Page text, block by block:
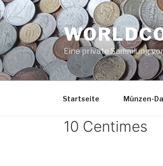
Zum
Inhalt
springen
Eine private Sammlung
Startseite Münzen-
10 Centimes